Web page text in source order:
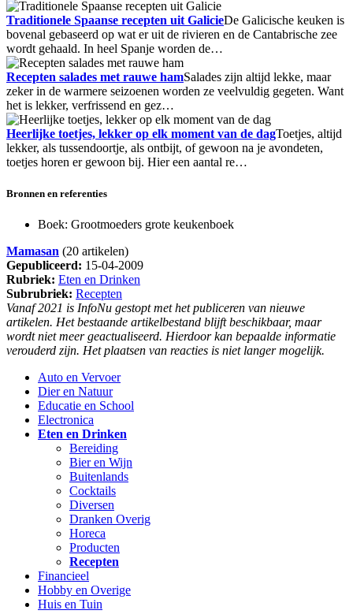
Traditionele Spaanse recepten uit GalicieDe Galicische keuken is
bovenal gebaseerd op wat er uit de rivieren en de Cantabrische zee
wordt gehaald. In heel Spanje worden de…
Recepten salades met rauwe hamSalades zijn altijd lekke, maar
zeker in de warmere seizoenen worden ze veelvuldig gegeten. Want
het is lekker, verfrissend en gez…
Heerlijke toetjes, lekker op elk moment van de dagToetjes, altijd
lekker, als tussendoortje, als ontbijt, of gewoon na je avondeten,
toetjes horen er gewoon bij. Hier een aantal re…
Bronnen en referenties
Boek: Grootmoeders grote keukenboek
Mamasan (20 artikelen)
Gepubliceerd: 15-04-2009
Rubriek: Eten en Drinken
Subrubriek: Recepten
Vanaf 2021 is InfoNu gestopt met het publiceren van nieuwe
artikelen. Het bestaande artikelbestand blijft beschikbaar, maar
wordt niet meer geactualiseerd. Hierdoor kan bepaalde informatie
verouderd zijn. Het plaatsen van reacties is niet langer mogelijk.
Auto en Vervoer
Dier en Natuur
Educatie en School
Electronica
Eten en Drinken
Bereiding
Bier en Wijn
Buitenlands
Cocktails
Diversen
Dranken Overig
Horeca
Producten
Recepten
Financieel
Hobby en Overige
Huis en Tuin